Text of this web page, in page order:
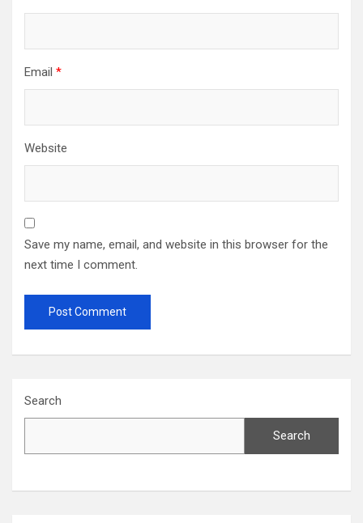
Email *
Website
Save my name, email, and website in this browser for the
next time I comment.
Search
Search